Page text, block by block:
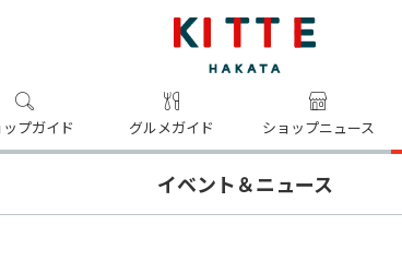
プガイド グルメガイド ショップニュース
イベント＆ニュース